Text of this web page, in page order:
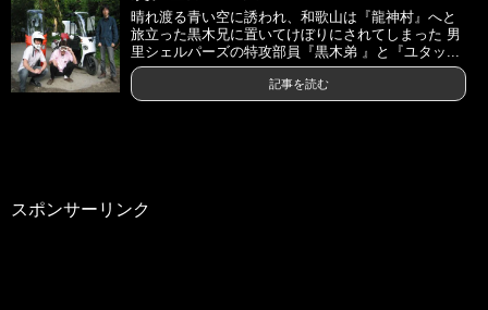
晴れ渡る青い空に誘われ、和歌山は『龍神村』へと
旅立った黒木兄に置いてけぼりにされてしまった 男
里シェルパーズの特攻部員『黒木弟 』と『ユタッ...
記事を読む
スポンサーリンク